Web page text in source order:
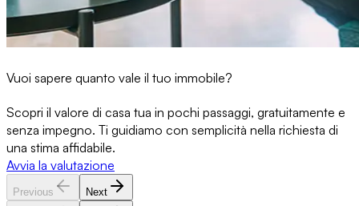
Vuoi sapere quanto vale il tuo immobile?
Scopri il valore di casa tua in pochi passaggi, gratuitamente e
senza impegno. Ti guidiamo con semplicità nella richiesta di
una stima affidabile.
Avvia la valutazione
Previous Next